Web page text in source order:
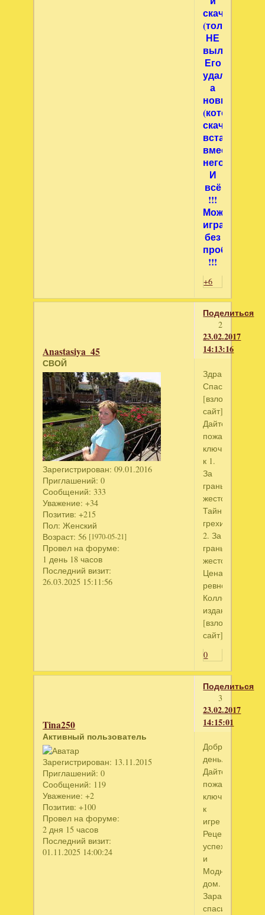
скачали
(только
НЕ
Его
удаляете,
а
новый
(который
скачали)
вставляете
вместо
него.
И
всё
!!!
Можно
играть
без
проблем
!!!
+6
Поделиться
2
23.02.2017
14:13:16
Anastasiya_45
СВОЙ
Зарегистрирован: 09.01.2016
Приглашений: 0
Сообщений: 333
Уважение: +34
Позитив: +215
Пол: Женский
Возраст: 56 [1970-05-21]
Провел на форуме:
1 день 18 часов
Последний визит:
26.03.2025 15:11:56
Здравствуйте!!!
Спасибо!
[взломанный
сайт]
Дайте
пожалуйста
ключи
к 1.
За
гранью
жестокости.
Тайные
грехи.
2. За
гранью
жестокости.
Цена
ревности.
Коллекционное
издание.
[взломанный
сайт]
0
Поделиться
3
23.02.2017
14:15:01
Tina250
Активный пользователь
Зарегистрирован: 13.11.2015
Приглашений: 0
Сообщений: 119
Уважение: +2
Позитив: +100
Провел на форуме:
2 дня 15 часов
Последний визит:
01.11.2025 14:00:24
Добрый
день.
Дайте,
пожалуйста
ключ
к
игре
Рецепт
успеха
и
Модный
дом.
Заранее
спасибо